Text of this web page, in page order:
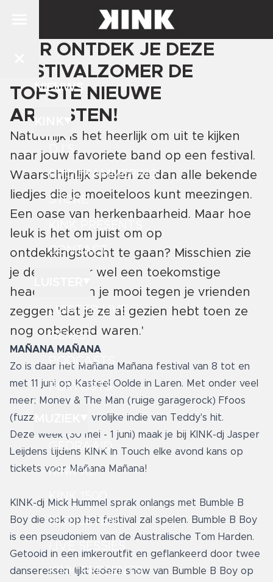
NIEUWS
PROGRAMMERING
STORE
CONTACT
LUISTER LIVE
GEMIST
PODCASTS
PLAYLISTS
GEDRAAID
KINK XL
KINK 1500
HITLIJSTEN
KINK PRESENTS
HIER ONTDEK JE DEZE
FESTIVALZOMER DE
TOFSTE NIEUWE
ARTIESTEN!
Natuurlijk is het heerlijk om uit te kijken
naar jouw favoriete band op een festival.
Waarschijnlijk spelen ze dan alle bekende
liedjes die je moeiteloos kunt meezingen.
Een oase van herkenbaarheid. Maar hoe
leuk is het om juist om op
ontdekkingstocht te gaan? Misschien zie
je deze zomer wel een toekomstige
headliner. Kun je mooi tegen je vrienden
zeggen 'dat je ze al gezien hebt toen ze
nog onbekend waren.'
MAÑANA MAÑANA
Zo is daar het Mañana Mañana festival van 8 tot en
met 11 juni op Kasteel Oolde in Laren. Met onder veel
meer; Money & The Man (ruige garagerock) Ffoos
(fuzzrock) en de vrolijke indie van Teddy's hit.
Deze week (30 mei - 1 juni) maak je bij KINK-dj Jasper
Leijdens tijdens KINK In Touch elke avond kans op
tickets voor Mañana Mañana!
KINK-dj Mick Hummel sprak onlangs met Bumble B
Boy die ook op het festival zal spelen. Bumble B Boy
is een pseudoniem van de Australische Tom Harden.
Getooid in een imkeroutfit en geflankeerd door twee
danseressen, lijkt iedere show van Bumble B Boy op